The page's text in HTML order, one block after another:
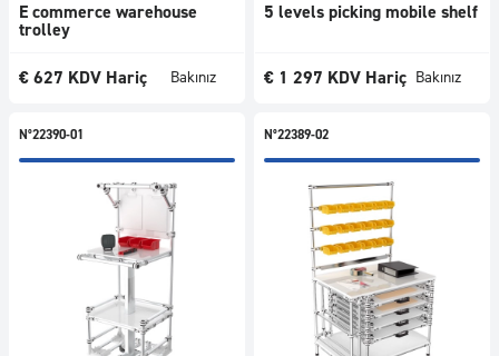
E commerce warehouse
trolley
€ 627 KDV Hariç Bakınız
5 levels picking mobile shelf
€ 1 297 KDV Hariç Bakınız
N°22390-01 N°22389-02